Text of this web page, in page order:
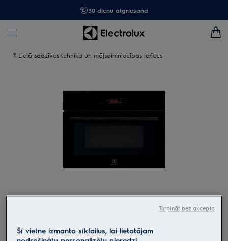
30 dienu atgriešana
Lielā sadzīves tehnika un mājsaimniecības ierīces
Tap to zoom
Šī vietne izmanto sīkfailus, lai lietotājam
Turpināt bez akcepta